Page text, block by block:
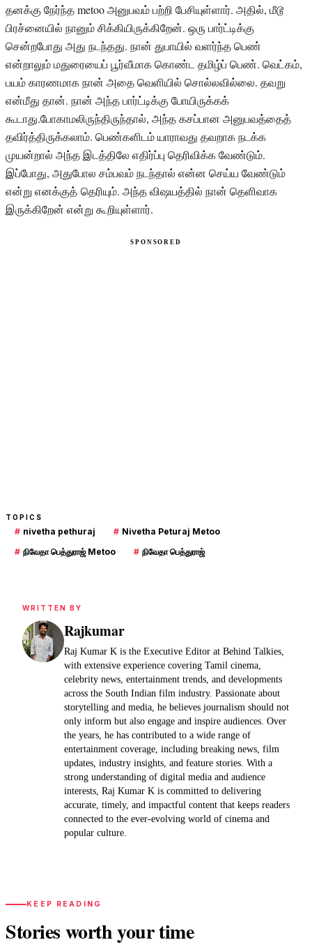
தனக்கு நேர்ந்த metoo அனுபவம் பற்றி பேசியுள்ளார். அதில், மீடூ
பிரச்னையில் நானும் சிக்கியிருக்கிறேன். ஒரு பார்ட்டிக்கு
சென்றபோது அது நடந்தது. நான் துபாயில் வளர்ந்த பெண்
என்றாலும் மதுரையைப் பூர்வீமாக கொண்ட தமிழ்ப் பெண். வெட்கம்,
பயம் காரணமாக நான் அதை வெளியில் சொல்லவில்லை. தவறு
என்மீது தான். நான் அந்த பார்ட்டிக்கு போயிருக்கக்
கூடாது.போகாமலிருந்திருந்தால், அந்த கசப்பான அனுபவத்தைத்
தவிர்த்திருக்கலாம். பெண்களிடம் யாராவது தவறாக நடக்க
முயன்றால் அந்த இடத்திலே எதிர்ப்பு தெரிவிக்க வேண்டும்.
இப்போது, அதுபோல சம்பவம் நடந்தால் என்ன செய்ய வேண்டும்
என்று எனக்குத் தெரியும். அந்த விஷயத்தில் நான் தெளிவாக
இருக்கிறேன் என்று கூறியுள்ளார்.
TOPICS
# nivetha pethuraj # Nivetha Peturaj Metoo
# நிவேதா பெத்துராஜ் Metoo # நிவேதா பெத்துராஜ்
WRITTEN BY
Rajkumar
Raj Kumar K is the Executive Editor at Behind Talkies,
with extensive experience covering Tamil cinema,
celebrity news, entertainment trends, and developments
across the South Indian film industry. Passionate about
storytelling and media, he believes journalism should not
only inform but also engage and inspire audiences. Over
the years, he has contributed to a wide range of
entertainment coverage, including breaking news, film
updates, industry insights, and feature stories. With a
strong understanding of digital media and audience
interests, Raj Kumar K is committed to delivering
accurate, timely, and impactful content that keeps readers
connected to the ever-evolving world of cinema and
popular culture.
KEEP READING
Stories worth your time